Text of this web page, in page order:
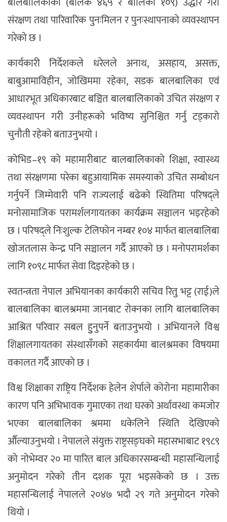
संरक्षण तथा पारिवारिक पुनःमिलन र पुनःस्थापनाको व्यवस्थापन
गरेको छ ।
कार्यकारी निर्देशकले धरेलले अनाथ, असहाय, असक्त,
बाबुआमाविहीन, जोखिममा रहेका, सडक बालबालिका एवं
आधारभूत अधिकारबाट बञ्चित बालबालिकाको उचित संरक्षण र
व्यवस्थापन गरी उनीहरूको भविष्य सुनिश्चित गर्नु टड्कारो
चुनौती रहेको बताउनुभयो ।
कोभिड–१९ को महामारीबाट बालबालिकाको शिक्षा, स्वास्थ्य
तथा संरक्षणमा परेका बहुआयामिक समस्याको उचित सम्बोधन
गर्नुपर्ने जिम्मेवारी पनि राज्यलाई बढेको स्थितिमा परिषद्ले
मनोसामाजिक परामर्शलगायतका कार्यक्रम सञ्चालन भइरहेको
छ । परिषद्ले निःशुल्क टेलिफोन नम्बर १०४ मार्फत बालबालिबा
खोजतलास केन्द्र पनि सञ्चालन गर्दै आएको छ । मनोपरामर्शका
लागि १०९८ मार्फत सेवा दिइरहेको छ ।
स्वतन्त्रता नेपाल अभियानका कार्यकारी सचिव रितु भट्ट (राई)ले
बालबालिका बालश्रममा जानबाट रोक्नका लागि बालबालिका
आश्रित परिवार सबल हुुनुपर्ने बताउनुभयो । अभियानले विश्व
शिक्षालगायतका संस्थासँगको सहकार्यमा बालश्रमका विषयमा
वकालत गर्दै आएको छ ।
विश्व शिक्षाका राष्ट्रिय निर्देशक हेलेन शेर्पाले कोरोना महामारीका
कारण पनि अभिभावक गुमाएका तथा घरको अर्थावस्था कमजोर
भएका बालबालिका श्रममा धकेलिने स्थिति देखिएको
औँल्याउनुभयो । नेपालले संयुक्त राष्ट्रसङ्घको महासभाबाट १९८९
को नोभेम्वर २० मा पारित बाल अधिकारसम्बन्धी महासन्धिलाई
अनुमोदन गरेको तीन दशक पूरा भइसकेको छ । उक्त
महासन्धिलाई नेपालले २०४७ भदौ २९ गते अनुमोदन गरेको
थियो ।